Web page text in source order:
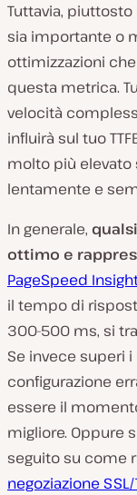
Tuttavia,
sia importante o
ottimizzazioni
questa metrica.
velocità
influirà sul tuo
molto più
lentamente e
In generale,
ottimo e
PageSpeed
il tempo di
300-500 ms, si
Se invece superi
configurazione
essere il
migliore. Oppure
seguito su come
negoziazione SSL/